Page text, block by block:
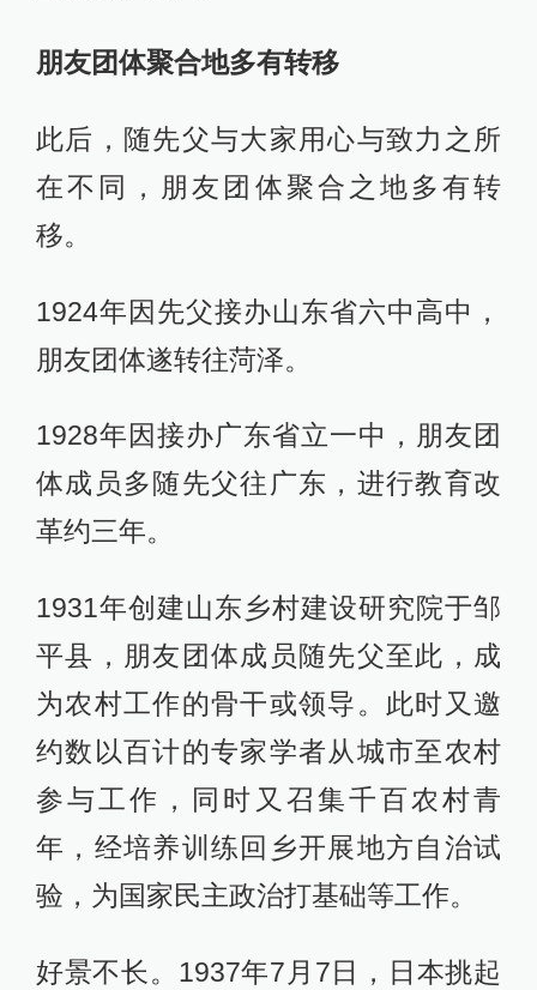
朋友团体聚合地多有转移
此后，随先父与大家用心与致力之所
在不同，朋友团体聚合之地多有转
移。
1924年因先父接办山东省六中高中，
朋友团体遂转往菏泽。
1928年因接办广东省立一中，朋友团
体成员多随先父往广东，进行教育改
革约三年。
1931年创建山东乡村建设研究院于邹
平县，朋友团体成员随先父至此，成
为农村工作的骨干或领导。此时又邀
约数以百计的专家学者从城市至农村
参与工作，同时又召集千百农村青
年，经培养训练回乡开展地方自治试
验，为国家民主政治打基础等工作。
好景不长。1937年7月7日，日本挑起